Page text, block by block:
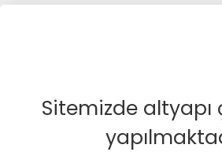
Sitemizde altyapı